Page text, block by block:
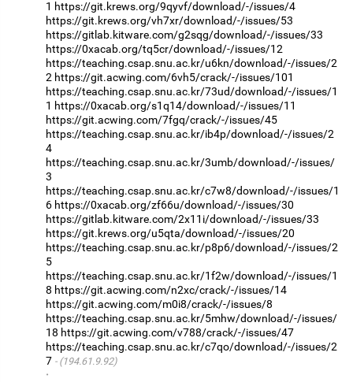
1 https://git.krews.org/9qyvf/download/-/issues/4
https://git.krews.org/vh7xr/download/-/issues/53
https://gitlab.kitware.com/g2sqg/download/-/issues/33
https://0xacab.org/tq5cr/download/-/issues/12
https://teaching.csap.snu.ac.kr/u6kn/download/-/issues/2
2 https://git.acwing.com/6vh5/crack/-/issues/101
https://teaching.csap.snu.ac.kr/73ud/download/-/issues/1
1 https://0xacab.org/s1q14/download/-/issues/11
https://git.acwing.com/7fgq/crack/-/issues/45
https://teaching.csap.snu.ac.kr/ib4p/download/-/issues/2
4
https://teaching.csap.snu.ac.kr/3umb/download/-/issues/
3
https://teaching.csap.snu.ac.kr/c7w8/download/-/issues/1
6 https://0xacab.org/zf66u/download/-/issues/30
https://gitlab.kitware.com/2x11i/download/-/issues/33
https://git.krews.org/u5qta/download/-/issues/20
https://teaching.csap.snu.ac.kr/p8p6/download/-/issues/2
5
https://teaching.csap.snu.ac.kr/1f2w/download/-/issues/1
8 https://git.acwing.com/n2xc/crack/-/issues/14
https://git.acwing.com/m0i8/crack/-/issues/8
https://teaching.csap.snu.ac.kr/5mhw/download/-/issues/
18 https://git.acwing.com/v788/crack/-/issues/47
https://teaching.csap.snu.ac.kr/c7qo/download/-/issues/2
7
(194.61.9.92)
·